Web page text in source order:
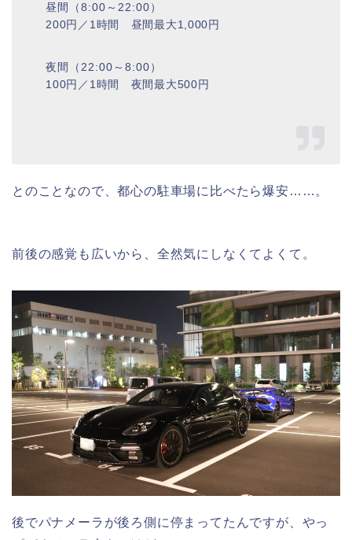
昼間（8:00～22:00）
200円／1時間 昼間最大1,000円
夜間（22:00～8:00）
100円／1時間 夜間最大500円
とのことなので、都心の駐車場に比べたら爆安……。
前後の感覚も広いから、全然気にしなくてよくて。
後でパナメーラが後ろ側に停まってたんですが、やっ